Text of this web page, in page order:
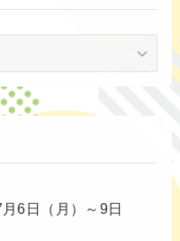
6日（月）～9日